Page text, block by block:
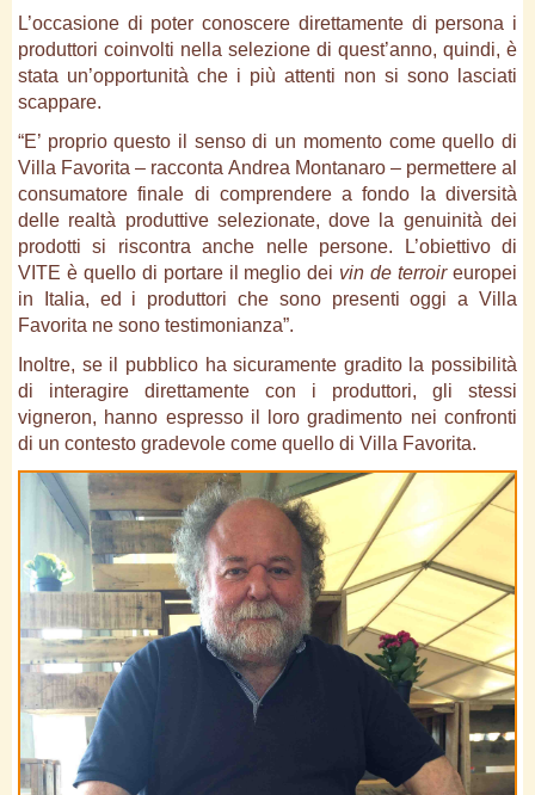
L’occasione di poter conoscere direttamente di persona i
produttori coinvolti nella selezione di quest’anno, quindi, è
stata un’opportunità che i più attenti non si sono lasciati
scappare.
“E’ proprio questo il senso di un momento come quello di
Villa Favorita – racconta Andrea Montanaro – permettere al
consumatore finale di comprendere a fondo la diversità
delle realtà produttive selezionate, dove la genuinità dei
prodotti si riscontra anche nelle persone. L’obiettivo di
VITE è quello di portare il meglio dei vin de terroireuropei
in Italia, ed i produttori che sono presenti oggi a Villa
Favorita ne sono testimonianza”.
Inoltre, se il pubblico ha sicuramente gradito la possibilità
di interagire direttamente con i produttori, gli stessi
vigneron, hanno espresso il loro gradimento nei confronti
di un contesto gradevole come quello di Villa Favorita.